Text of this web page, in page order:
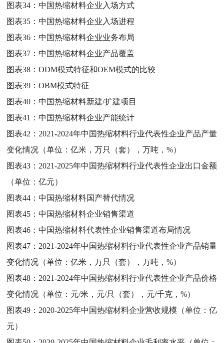
图表34：中国热缩材料企业入场方式
图表35：中国热缩材料企业入场进程
图表36：中国热缩材料企业业务布局
图表37：中国热缩材料企业产品覆盖
图表38：ODM模式特征和OEM模式的比较
图表39：OBM模式特征
图表40：中国热缩材料新建/扩建项目
图表41：中国热缩材料企业产能统计
图表42： 2021-2024年中国热缩材料行业代表性企业产品产量
变化情况（单位：亿米，万只（套），万吨，%）
图表43： 2021-2025年中国热缩材料行业代表性企业出口金额
（单位：亿元）
图表44：中国热缩材料国产替代情况
图表45：中国热缩材料企业销售渠道
图表46：中国热缩材料代表性企业销售渠道布局情况
图表47： 2021-2024年中国热缩材料行业代表性企业产品销量
变化情况（单位：亿米，万只（套），万吨，%）
图表48： 2021-2024年中国热缩材料行业代表性企业产品价格
变化情况（单位：元/米，元/只（套），元/千克，%）
图表49： 2020-2025年中国热缩材料企业营收规模（单位：亿
元）